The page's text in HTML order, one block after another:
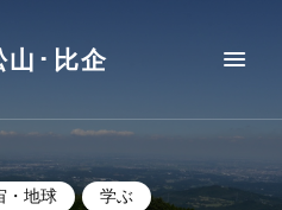
山･比企
・地球 学ぶ